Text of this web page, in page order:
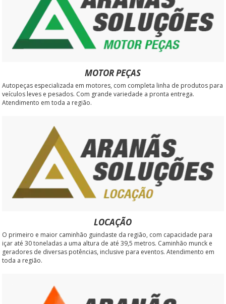
MOTOR PEÇAS
Autopeças especializada em motores, com completa linha de produtos para
veículos leves e pesados. Com grande variedade a pronta entrega.
Atendimento em toda a região.
LOCAÇÃO
O primeiro e maior caminhão guindaste da região, com capacidade para
içar até 30 toneladas a uma altura de até 39,5 metros. Caminhão munck e
geradores de diversas potências, inclusive para eventos. Atendimento em
toda a região.